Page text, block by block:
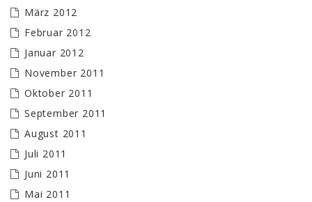
März 2012
Februar 2012
Januar 2012
November 2011
Oktober 2011
September 2011
August 2011
Juli 2011
Juni 2011
Mai 2011